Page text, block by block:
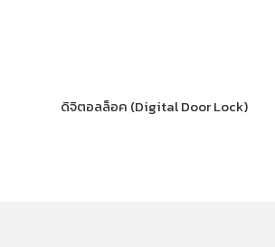
ดิจิตอลล็อค (Digital Door Lock)